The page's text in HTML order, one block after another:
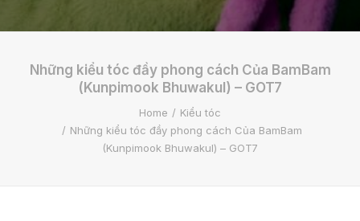
Những kiểu tóc đầy phong cách Của BamBam
(Kunpimook Bhuwakul) – GOT7
Home
Kiểu tóc
Những kiểu tóc đầy phong cách Của BamBam
(Kunpimook Bhuwakul) – GOT7